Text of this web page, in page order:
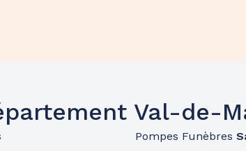
Val-de-
Pompes Funèbres